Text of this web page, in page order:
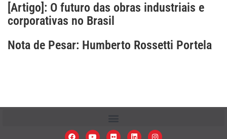
[Artigo]: O futuro das obras industriais e
corporativas no Brasil
Nota de Pesar: Humberto Rossetti Portela